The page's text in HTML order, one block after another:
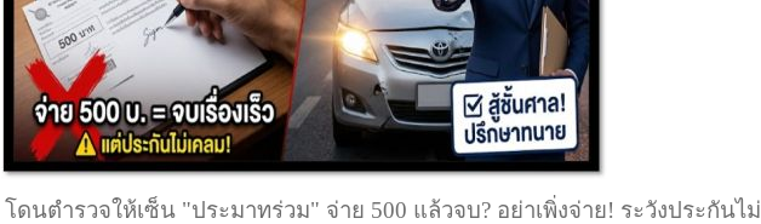
โดนตำรวจให้เซ็น "ประมาทร่วม" จ่าย 500 แล้วจบ? อย่าเพิ่งจ่าย! ระวังประกันไม่